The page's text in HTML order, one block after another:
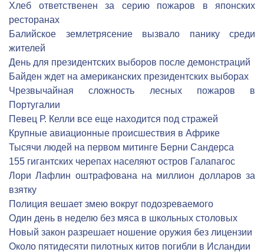
Хлеб ответственен за серию пожаров в японских
ресторанах
Балийское землетрясение вызвало панику среди
жителей
День для президентских выборов после демонстраций
Байден ждет на американских президентских выборах
Чрезвычайная сложность лесных пожаров в
Португалии
Певец Р. Келли все еще находится под стражей
Крупные авиационные происшествия в Африке
Тысячи людей на первом митинге Берни Сандерса
155 гигантских черепах населяют остров Галапагос
Лори Лафлин оштрафована на миллион долларов за
взятку
Полиция вешает змею вокруг подозреваемого
Один день в неделю без мяса в школьных столовых
Новый закон разрешает ношение оружия без лицензии
Около пятидесяти пилотных китов погибли в Исландии